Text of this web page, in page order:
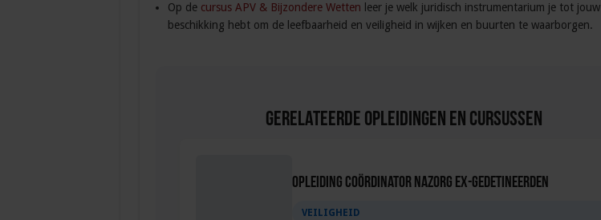
Op de cursus APV & Bijzondere Wetten leer je welk juridisch instrumentarium je tot jouw
beschikking hebt om de leefbaarheid en veiligheid in wijken en buurten te waarborgen.
Gerelateerde Opleidingen en Cursussen
Opleiding Coördinator nazorg ex-gedetineerden
VEILIGHEID